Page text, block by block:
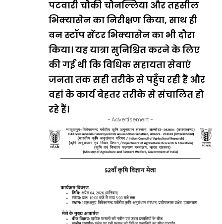
पटवारी चौकी चौनल्लिया और तहसील
भिक्यासेन का निरीक्षण किया, साथ ही
वन स्टॉप सेंटर भिक्यासेन का भी दौरा
किया। यह यात्रा सुनिश्चित करने के लिए
की गई थी कि विधिक सहायता सेवाएं
जनता तक सही तरीके से पहुँच रही हैं और
वहां के कार्य बेहतर तरीके से संचालित हो
रहे हैं।
- Advertisement -